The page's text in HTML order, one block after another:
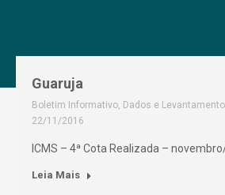
Guaruja
Boletim Informativo, Dados e
22/11/2016
ICMS – 4ª Cota Realizada –
Leia Mais